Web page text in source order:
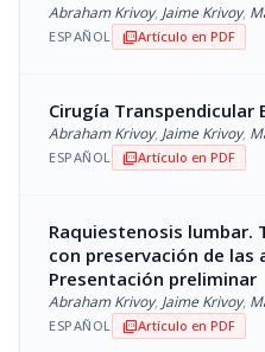
Abraham Krivoy, Jaime Krivoy,
ESPAÑOL picture_as_pdfArtículo en PDF
Cirugía Transpendicular
Abraham Krivoy, Jaime Krivoy,
ESPAÑOL picture_as_pdfArtículo en PDF
Raquiestenosis
con preservación de las
Presentación preliminar
Abraham Krivoy, Jaime Krivoy,
ESPAÑOL picture_as_pdfArtículo en PDF